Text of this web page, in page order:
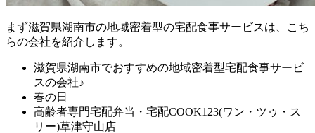
まず滋賀県湖南市の地域密着型の宅配食事サービスは、こち
らの会社を紹介します。
滋賀県湖南市でおすすめの地域密着型宅配食事サービ
スの会社♪
春の日
高齢者専門宅配弁当・宅配COOK123(ワン・ツゥ・ス
リー)草津守山店